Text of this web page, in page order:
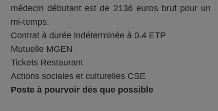
médecin débutant est de 2136 euros brut pour un
mi-temps.
Contrat à durée indéterminée à 0.4 ETP
Mutuelle MGEN
Tickets Restaurant
Actions sociales et culturelles CSE
Poste à pourvoir dès que possible